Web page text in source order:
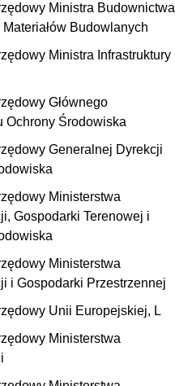
Ministra Budownictwa
Materiałów Budowlanych
Ministra Infrastruktury
Głównego
Ochrony Środowiska
Generalnej Dyrekcji
Ministerstwa
Gospodarki Terenowej i
Ministerstwa
i Gospodarki Przestrzennej
Unii Europejskiej, L
Ministerstwa